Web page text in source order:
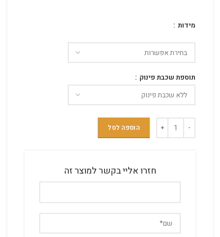
מידות
תוספת שכבת פינוק
הוספה לסל
חזרו אליי בקשר למוצר זה